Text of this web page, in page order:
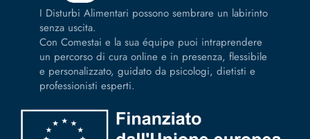
I Disturbi Alimentari possono sembrare un labirinto
senza uscita.
Con Comestai e la sua équipe puoi intraprendere
un percorso di cura online e in presenza, flessibile
e personalizzato, guidato da psicologi, dietisti e
professionisti esperti.